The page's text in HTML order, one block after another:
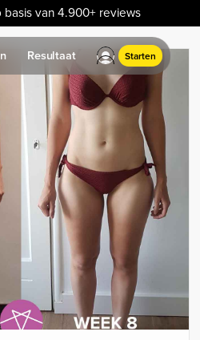
basis van 4.900+ reviews
Resultaat Starten